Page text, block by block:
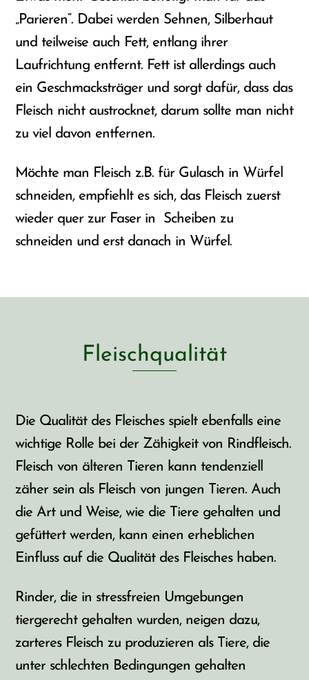
„Parieren“. Dabei werden Sehnen, Silberhaut
und teilweise auch Fett, entlang ihrer
Laufrichtung entfernt. Fett ist allerdings auch
ein Geschmacksträger und sorgt dafür, dass das
Fleisch nicht austrocknet, darum sollte man nicht
zu viel davon entfernen.
Möchte man Fleisch z.B. für Gulasch in Würfel
schneiden, empfiehlt es sich, das Fleisch zuerst
wieder quer zur Faser in Scheiben zu
schneiden und erst danach in Würfel.
Fleischqualität
Die Qualität des Fleisches spielt ebenfalls eine
wichtige Rolle bei der Zähigkeit von Rindfleisch.
Fleisch von älteren Tieren kann tendenziell
zäher sein als Fleisch von jungen Tieren. Auch
die Art und Weise, wie die Tiere gehalten und
gefüttert werden, kann einen erheblichen
Einfluss auf die Qualität des Fleisches haben.
Rinder, die in stressfreien Umgebungen
tiergerecht gehalten wurden, neigen dazu,
zarteres Fleisch zu produzieren als Tiere, die
unter schlechten Bedingungen gehalten